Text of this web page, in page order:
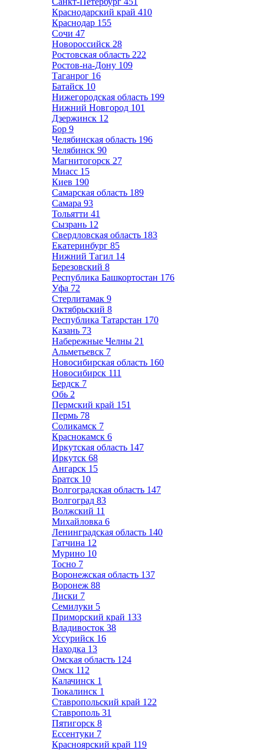
Краснодарский край 410
Краснодар 155
Сочи 47
Новороссийск 28
Ростовская область 222
Ростов-на-Дону 109
Таганрог 16
Батайск 10
Нижегородская область 199
Нижний Новгород 101
Дзержинск 12
Бор 9
Челябинская область 196
Челябинск 90
Магнитогорск 27
Миасс 15
Киев 190
Самарская область 189
Самара 93
Тольятти 41
Сызрань 12
Свердловская область 183
Екатеринбург 85
Нижний Тагил 14
Березовский 8
Республика Башкортостан 176
Уфа 72
Стерлитамак 9
Октябрьский 8
Республика Татарстан 170
Казань 73
Набережные Челны 21
Альметьевск 7
Новосибирская область 160
Новосибирск 111
Бердск 7
Обь 2
Пермский край 151
Пермь 78
Соликамск 7
Краснокамск 6
Иркутская область 147
Иркутск 68
Ангарск 15
Братск 10
Волгоградская область 147
Волгоград 83
Волжский 11
Михайловка 6
Ленинградская область 140
Гатчина 12
Мурино 10
Тосно 7
Воронежская область 137
Воронеж 88
Лиски 7
Семилуки 5
Приморский край 133
Владивосток 38
Уссурийск 16
Находка 13
Омская область 124
Омск 112
Калачинск 1
Тюкалинск 1
Ставропольский край 122
Ставрополь 31
Пятигорск 8
Ессентуки 7
Красноярский край 119